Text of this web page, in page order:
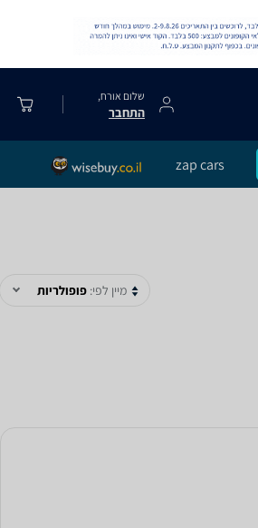
שלום אורח,
התחבר
zap cars
מיין לפי: פופולריות